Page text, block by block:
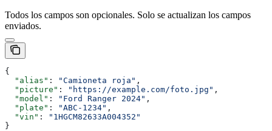
Todos los campos son opcionales. Solo se actualizan los campos
enviados.
{
  "alias"
: "Camioneta roja" ,
  "picture"
: "https://example.com/foto.jpg" ,
  "model"
: "Ford Ranger 2024" ,
  "plate"
: "ABC-1234" ,
  "vin"
:
"1HGCM82633A004352"
}